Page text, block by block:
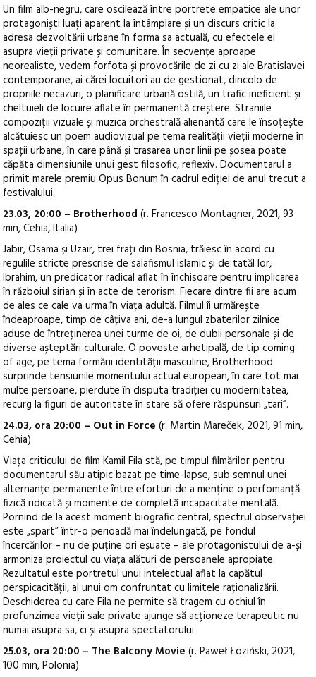
Un film alb-negru, care oscilează între portrete empatice ale unor
protagoniști luați aparent la întâmplare și un discurs critic la
adresa dezvoltării urbane în forma sa actuală, cu efectele ei
asupra vieții private și comunitare. În secvențe aproape
neorealiste, vedem forfota și provocările de zi cu zi ale Bratislavei
contemporane, ai cărei locuitori au de gestionat, dincolo de
propriile necazuri, o planificare urbană ostilă, un trafic ineficient și
cheltuieli de locuire aflate în permanentă creștere. Straniile
compoziții vizuale și muzica orchestrală alienantă care le însoțește
alcătuiesc un poem audiovizual pe tema realității vieții moderne în
spații urbane, în care până și trasarea unor linii pe șosea poate
căpăta dimensiunile unui gest filosofic, reflexiv. Documentarul a
primit marele premiu Opus Bonum în cadrul ediției de anul trecut a
festivalului.
23.03, 20:00 – Brotherhood (r. Francesco Montagner, 2021, 93
min, Cehia, Italia)
Jabir, Osama și Uzair, trei frați din Bosnia, trăiesc în acord cu
regulile stricte prescrise de salafismul islamic și de tatăl lor,
Ibrahim, un predicator radical aflat în închisoare pentru implicarea
în războiul sirian și în acte de terorism. Fiecare dintre fii are acum
de ales ce cale va urma în viața adultă. Filmul îi urmărește
îndeaproape, timp de câțiva ani, de-a lungul zbaterilor zilnice
aduse de întreținerea unei turme de oi, de dubii personale și de
diverse așteptări culturale. O poveste arhetipală, de tip coming
of age, pe tema formării identității masculine, Brotherhood
surprinde tensiunile momentului actual european, în care tot mai
multe persoane, pierdute în disputa tradiției cu modernitatea,
recurg la figuri de autoritate în stare să ofere răspunsuri „tari”.
24.03, ora 20:00 – Out in Force (r. Martin Mareček, 2021, 91 min,
Cehia)
Viața criticului de film Kamil Fila stă, pe timpul filmărilor pentru
documentarul său atipic bazat pe time-lapse, sub semnul unei
alternanțe permanente între eforturi de a menține o perfomanță
fizică ridicată și momente de completă incapacitate mentală.
Pornind de la acest moment biografic central, spectrul observației
este „spart” într-o perioadă mai îndelungată, pe fondul
încercărilor – nu de puține ori eșuate – ale protagonistului de a-și
armoniza proiectul cu viața alături de persoanele apropiate.
Rezultatul este portretul unui intelectual aflat la capătul
perspicacității, al unui om confruntat cu limitele raționalizării.
Deschiderea cu care Fila ne permite să tragem cu ochiul în
profunzimea vieții sale private ajunge să acționeze terapeutic nu
numai asupra sa, ci și asupra spectatorului.
25.03, ora 20:00 – The Balcony Movie (r. Paweł Łoziński, 2021,
100 min, Polonia)